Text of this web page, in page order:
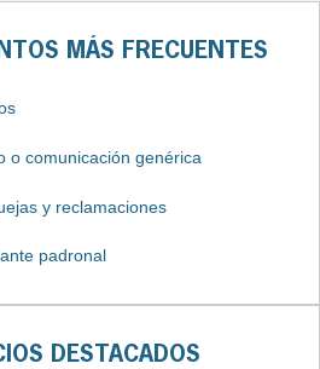
MÁS FRECUENTES
o comunicación genérica
y reclamaciones
padronal
DESTACADOS